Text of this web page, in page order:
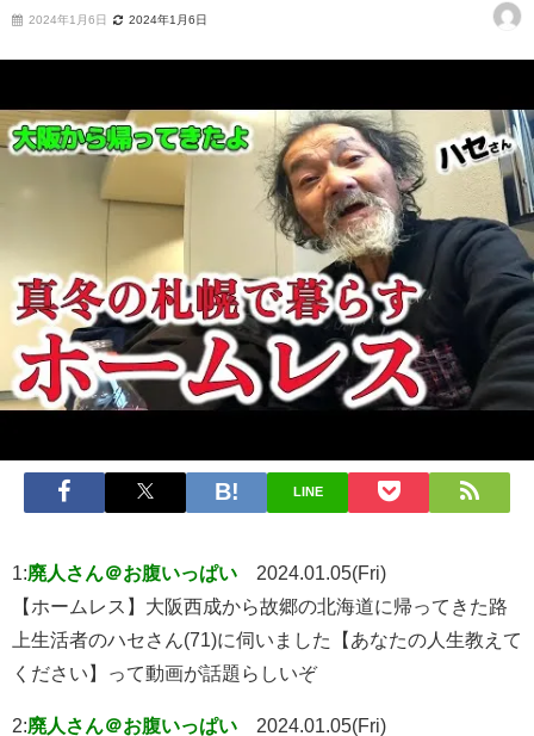
2024年1月6日 2024年1月6日
LINE
1:廃人さん＠お腹いっぱい
2024.01.05(Fri)
【ホームレス】大阪西成から故郷の北海道に帰ってきた路
上生活者のハセさん(71)に伺いました【あなたの人生教えて
ください】って動画が話題らしいぞ
2:廃人さん＠お腹いっぱい 2024.01.05(Fri)